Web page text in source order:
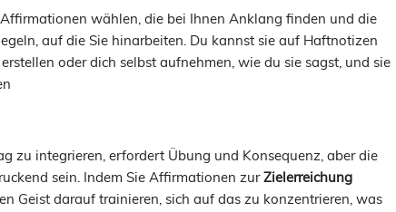
Affirmationen wählen, die bei Ihnen Anklang finden und die
auf die Sie hinarbeiten. Du kannst sie auf Haftnotizen
oder dich selbst aufnehmen, wie du sie sagst, und sie
zu integrieren, erfordert Übung und Konsequenz, aber die
sein. Indem Sie Affirmationen zurZielerreichung
Geist darauf trainieren, sich auf das zu konzentrieren, was